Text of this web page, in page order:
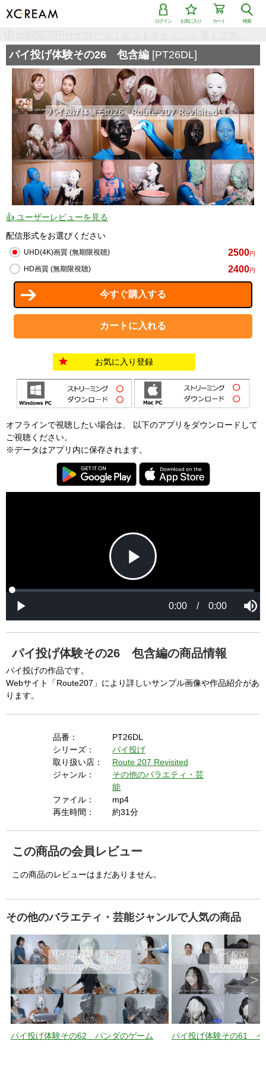
検索
カート
お気に入り
ログイン
パイ投げ体験その26 包含編 [PT26DL]
👍 ユーザーレビューを見る
配信形式をお選びください
UHD(4K)画質 (無期限視聴) 2500円
HD画質 (無期限視聴) 2400円
お気に入り登録
オフラインで視聴したい場合は、 以下のアプリをダウンロードして
ご視聴ください。
※データはアプリ内に保存されます。
P
l
y
V
i
d
e
o
a
L
d
0
P
e
s
%
0:00 / 0:00
M
t
パイ投げ体験その26 包含編の商品情報
パイ投げの作品です。
Webサイト「Route207」により詳しいサンプル画像や作品紹介があ
ります。
品番：
PT26DL
シリーズ：
パイ投げ
取り扱い店：
Route 207 Revisited
ジャンル：
その他のバラエティ・芸
能
ファイル：
mp4
再生時間：
約31分
この商品の会員レビュー
この商品のレビューはまだありません。
その他のバラエティ・芸能ジャンルで人気の商品
パイ投げ体験その62 パンダのゲーム パイ投げ体験その61 イ
>